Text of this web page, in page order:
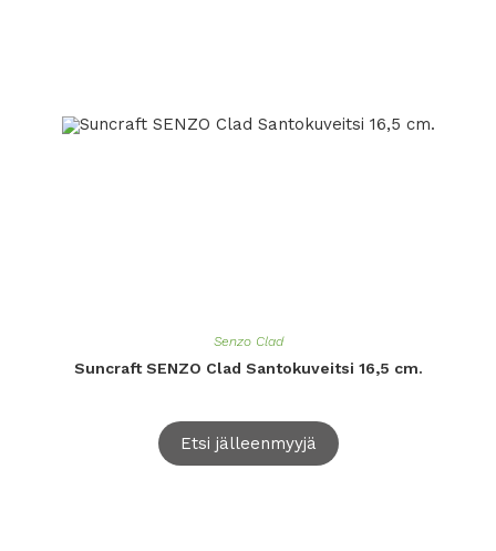
Senzo Clad
Suncraft SENZO Clad Santokuveitsi 16,5 cm.
Etsi jälleenmyyjä